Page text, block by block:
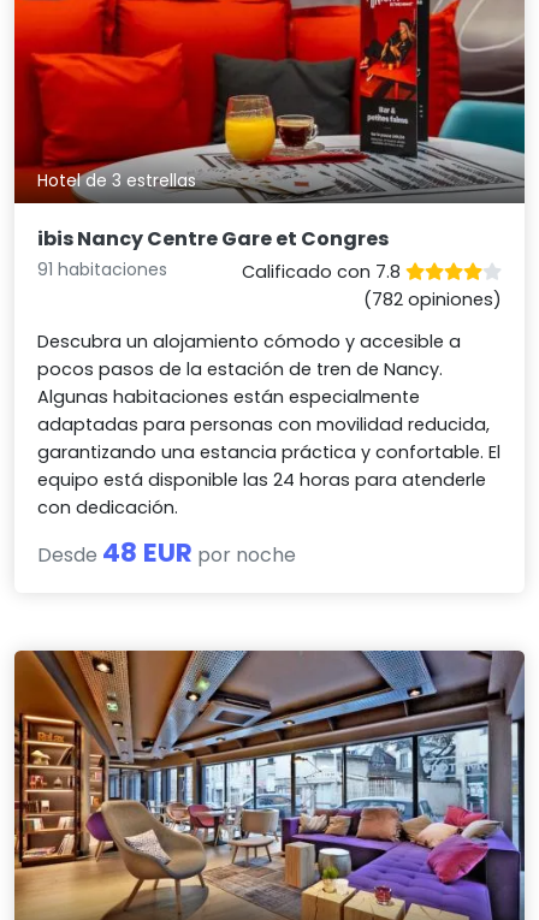
Hotel de 3 estrellas
ibis Nancy Centre Gare et Congres
91 habitaciones
Calificado con 7.8
(782 opiniones)
Descubra un alojamiento cómodo y accesible a
pocos pasos de la estación de tren de Nancy.
Algunas habitaciones están especialmente
adaptadas para personas con movilidad reducida,
garantizando una estancia práctica y confortable. El
equipo está disponible las 24 horas para atenderle
con dedicación.
Desde 48 EUR por noche